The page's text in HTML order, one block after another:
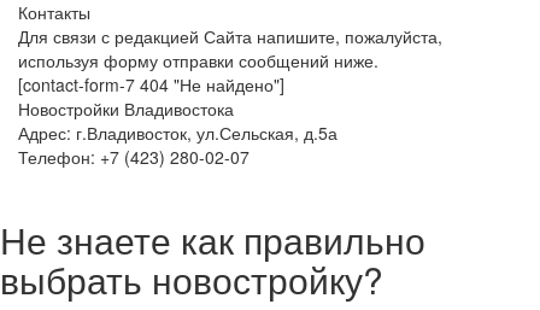
Контакты
Для связи с редакцией Сайта напишите, пожалуйста,
используя форму отправки сообщений ниже.
[contact-form-7 404 "Не найдено"]
Новостройки Владивостока
Адрес: г.Владивосток, ул.Сельская, д.5а
Телефон: +7 (423) 280-02-07
Не знаете как правильно
выбрать новостройку?